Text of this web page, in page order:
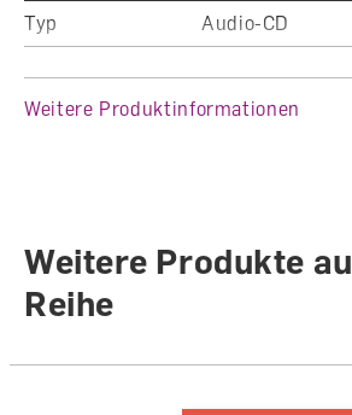
Typ
Audio-CD
Autoren /
Illustratoren
Weitere Produktinformationen
Weitere Produkte
Reihe